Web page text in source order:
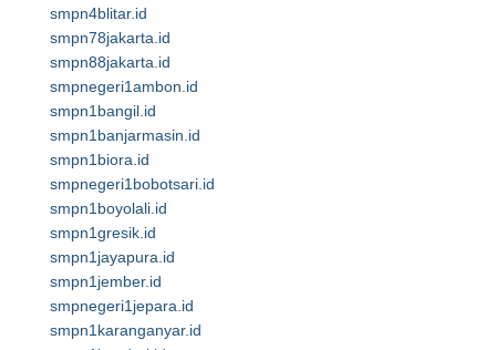
smpn4blitar.id
smpn78jakarta.id
smpn88jakarta.id
smpnegeri1ambon.id
smpn1bangil.id
smpn1banjarmasin.id
smpn1biora.id
smpnegeri1bobotsari.id
smpn1boyolali.id
smpn1gresik.id
smpn1jayapura.id
smpn1jember.id
smpnegeri1jepara.id
smpn1karanganyar.id